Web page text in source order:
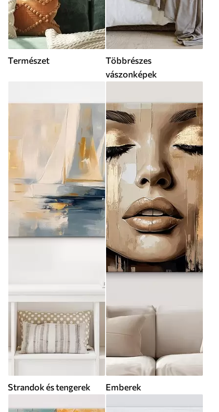
Természet
Többrészes
vászonképek
Strandok és tengerek Emberek